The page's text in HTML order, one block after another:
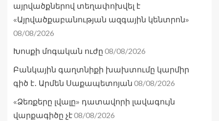
այրվածքներով տեղափոխվել է
«Այրվածքաբանության ազգային կենտրոն»
08/08/2026
Խոսքի մոգական ուժը 08/08/2026
Բանկային գաղտնիքի խախտումը կարմիր
գիծ է․ Արմեն Սաքապետոյան 08/08/2026
«Ձեռքերը լվալը» դատավորի լավագույն
վարքագիծը չէ08/08/2026